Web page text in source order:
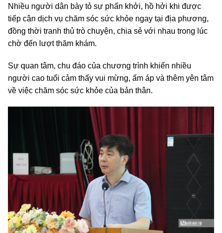
Nhiều người dân bày tỏ sự phấn khởi, hồ hởi khi được
tiếp cận dịch vụ chăm sóc sức khỏe ngay tại địa phương,
đồng thời tranh thủ trò chuyện, chia sẻ với nhau trong lúc
chờ đến lượt thăm khám.
Sự quan tâm, chu đáo của chương trình khiến nhiều
người cao tuổi cảm thấy vui mừng, ấm áp và thêm yên tâm
về việc chăm sóc sức khỏe của bản thân.